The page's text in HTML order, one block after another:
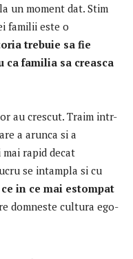
un moment dat. Stim
familii este o
trebuie sa fie
familia sa creasca
au crescut. Traim intr-
a arunca si a
rapid decat
se intampla si cu
in ce mai estompat
domneste cultura ego-